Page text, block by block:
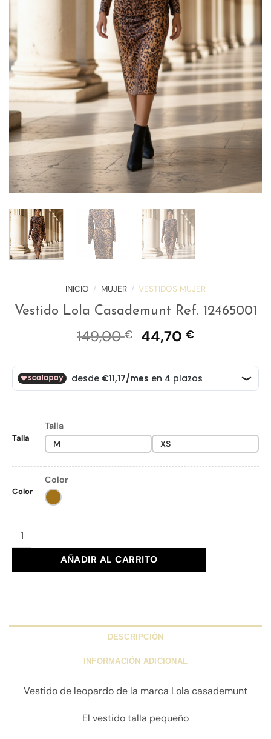
INICIO / MUJER / VESTIDOS MUJER
Vestido Lola Casademunt Ref. 12465001
149,00€ El
original
era:
149,00 €.
44,70€El
actual
es:
44,70 €.
Talla
Talla
M
XS
Color
Color
Vestido Lola Casademunt Ref. 12465001 cantidad
AÑADIR AL CARRITO
DESCRIPCIÓN
INFORMACIÓN ADICIONAL
Vestido de leopardo de la marca Lola casademunt
El vestido talla pequeño